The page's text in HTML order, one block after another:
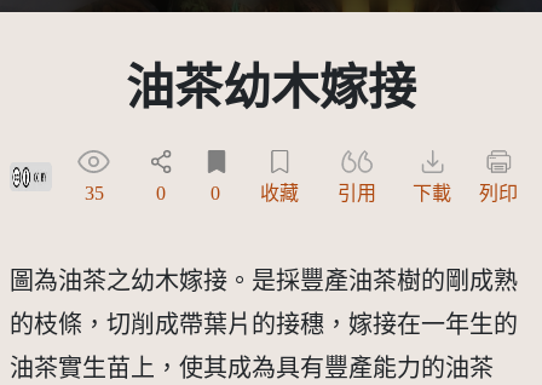
油茶幼木嫁接
創用CC姓名標示 3.0 台灣及其後版本(CC BY 3.0 TW +)
35 0 0 收藏 引用 下載 列印
圖為油茶之幼木嫁接。是採豐產油茶樹的剛成熟
的枝條，切削成帶葉片的接穗，嫁接在一年生的
油茶實生苗上，使其成為具有豐產能力的油茶